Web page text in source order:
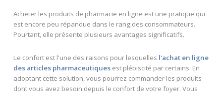
Acheter les produits de pharmacie en ligne est une pratique qui
est encore peu répandue dans le rang des consommateurs.
Pourtant, elle présente plusieurs avantages significatifs.
Le confort est l'une des raisons pour lesquelles l'achat en ligne
des articles pharmaceutiquesest plébiscité par certains. En
adoptant cette solution, vous pourrez commander les produits
dont vous avez besoin depuis le confort de votre foyer. Vous